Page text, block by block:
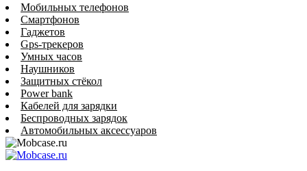
Мобильных телефонов
Смартфонов
Гаджетов
Gps-трекеров
Умных часов
Наушников
Защитных стёкол
Power bank
Кабелей для зарядки
Беспроводных зарядок
Автомобильных аксессуаров